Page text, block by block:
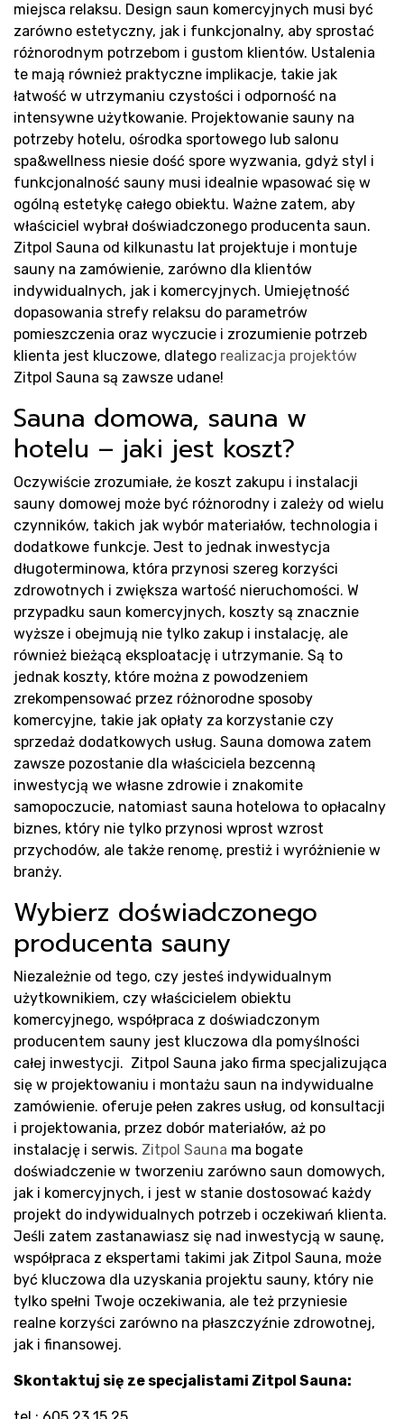
miejsca relaksu. Design saun komercyjnych musi być
zarówno estetyczny, jak i funkcjonalny, aby sprostać
różnorodnym potrzebom i gustom klientów. Ustalenia
te mają również praktyczne implikacje, takie jak
łatwość w utrzymaniu czystości i odporność na
intensywne użytkowanie. Projektowanie sauny na
potrzeby hotelu, ośrodka sportowego lub salonu
spa&wellness niesie dość spore wyzwania, gdyż styl i
funkcjonalność sauny musi idealnie wpasować się w
ogólną estetykę całego obiektu. Ważne zatem, aby
właściciel wybrał doświadczonego producenta saun.
Zitpol Sauna od kilkunastu lat projektuje i montuje
sauny na zamówienie, zarówno dla klientów
indywidualnych, jak i komercyjnych. Umiejętność
dopasowania strefy relaksu do parametrów
pomieszczenia oraz wyczucie i zrozumienie potrzeb
klienta jest kluczowe, dlatego realizacja projektów
Zitpol Sauna są zawsze udane!
Sauna domowa, sauna w
hotelu – jaki jest koszt?
Oczywiście zrozumiałe, że koszt zakupu i instalacji
sauny domowej może być różnorodny i zależy od wielu
czynników, takich jak wybór materiałów, technologia i
dodatkowe funkcje. Jest to jednak inwestycja
długoterminowa, która przynosi szereg korzyści
zdrowotnych i zwiększa wartość nieruchomości. W
przypadku saun komercyjnych, koszty są znacznie
wyższe i obejmują nie tylko zakup i instalację, ale
również bieżącą eksploatację i utrzymanie. Są to
jednak koszty, które można z powodzeniem
zrekompensować przez różnorodne sposoby
komercyjne, takie jak opłaty za korzystanie czy
sprzedaż dodatkowych usług. Sauna domowa zatem
zawsze pozostanie dla właściciela bezcenną
inwestycją we własne zdrowie i znakomite
samopoczucie, natomiast sauna hotelowa to opłacalny
biznes, który nie tylko przynosi wprost wzrost
przychodów, ale także renomę, prestiż i wyróżnienie w
branży.
Wybierz doświadczonego
producenta sauny
Niezależnie od tego, czy jesteś indywidualnym
użytkownikiem, czy właścicielem obiektu
komercyjnego, współpraca z doświadczonym
producentem sauny jest kluczowa dla pomyślności
całej inwestycji. Zitpol Sauna jako firma specjalizująca
się w projektowaniu i montażu saun na indywidualne
zamówienie. oferuje pełen zakres usług, od konsultacji
i projektowania, przez dobór materiałów, aż po
instalację i serwis. Zitpol Sauna ma bogate
doświadczenie w tworzeniu zarówno saun domowych,
jak i komercyjnych, i jest w stanie dostosować każdy
projekt do indywidualnych potrzeb i oczekiwań klienta.
Jeśli zatem zastanawiasz się nad inwestycją w saunę,
współpraca z ekspertami takimi jak Zitpol Sauna, może
być kluczowa dla uzyskania projektu sauny, który nie
tylko spełni Twoje oczekiwania, ale też przyniesie
realne korzyści zarówno na płaszczyźnie zdrowotnej,
jak i finansowej.
Skontaktuj się ze specjalistami Zitpol Sauna: